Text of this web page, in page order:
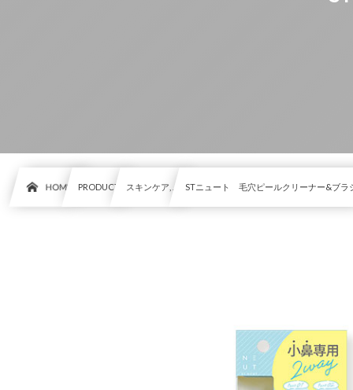
HOME PRODUCT スキンケア, … STニュート 毛穴ピールクリーナー&ブラ